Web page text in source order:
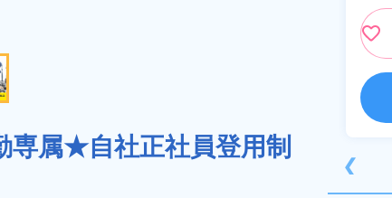
属★自社正社員登用制
❮